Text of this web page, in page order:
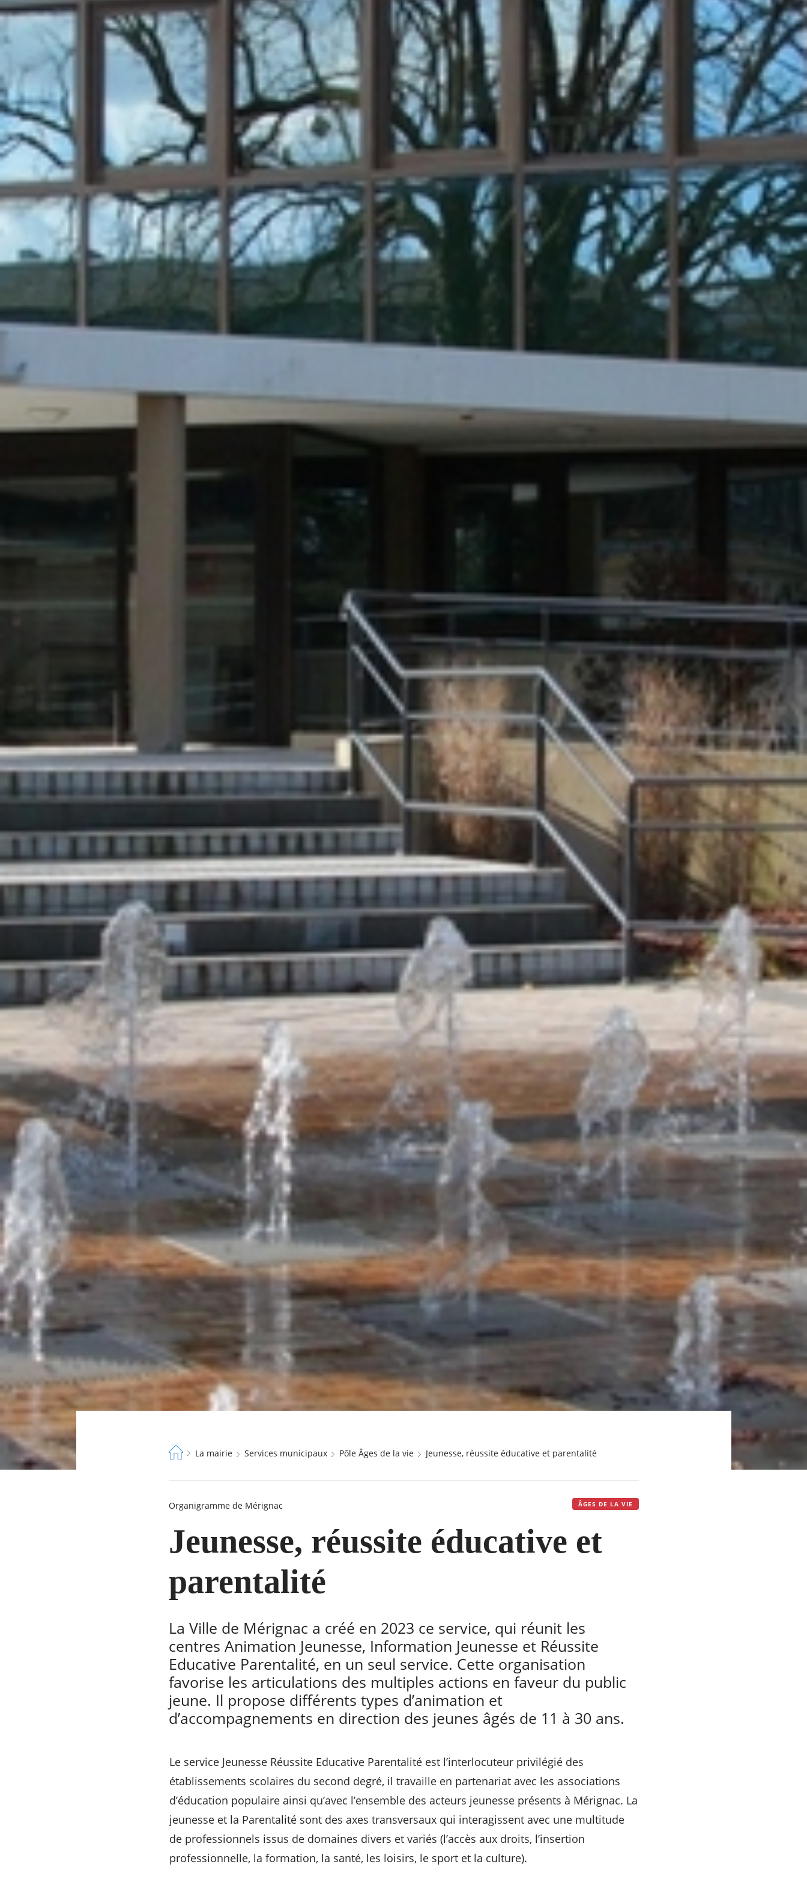
RECHERCHER ...
Fil
La mairie Services municipaux Pôle Âges de la vie Jeunesse, réussite éducative et parentalité
ÂGES DE LA VIE
Organigramme de Mérignac
Jeunesse, réussite éducative et
parentalité
La Ville de Mérignac a créé en 2023 ce service, qui réunit les
centres Animation Jeunesse, Information Jeunesse et Réussite
Educative Parentalité, en un seul service. Cette organisation
favorise les articulations des multiples actions en faveur du public
jeune. Il propose différents types d’animation et
d’accompagnements en direction des jeunes âgés de 11 à 30 ans.
Le service Jeunesse Réussite Educative Parentalité est l’interlocuteur privilégié des
établissements scolaires du second degré, il travaille en partenariat avec les associations
d’éducation populaire ainsi qu’avec l’ensemble des acteurs jeunesse présents à Mérignac. La
jeunesse et la Parentalité sont des axes transversaux qui interagissent avec une multitude
de professionnels issus de domaines divers et variés (l’accès aux droits, l’insertion
professionnelle, la formation, la santé, les loisirs, le sport et la culture).